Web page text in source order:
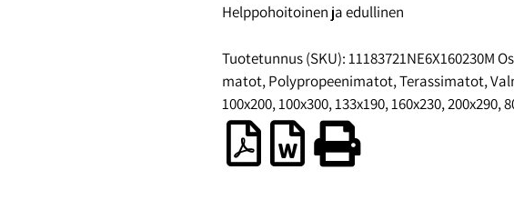
Helppohoitoinen ja edullinen
Tuotetunnus (SKU):11183721NE6X160230M
matot,Polypropeenimatot,Terassimatot,
100x200,100x300,133x190,160x230,200x290,